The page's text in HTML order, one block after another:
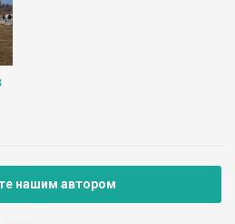
нашим автором